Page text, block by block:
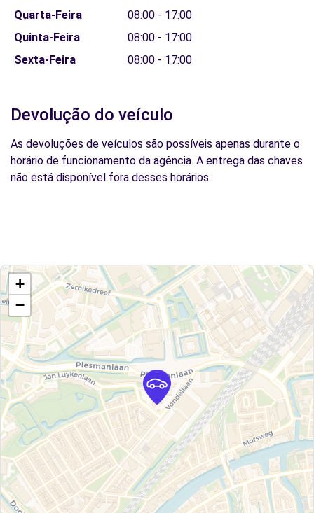
Quarta-Feira
08:00 - 17:00
Quinta-Feira
08:00 - 17:00
Sexta-Feira
08:00 - 17:00
Devolução do veículo
As devoluções de veículos são possíveis apenas durante o
horário de funcionamento da agência. A entrega das chaves
não está disponível fora desses horários.
+
−